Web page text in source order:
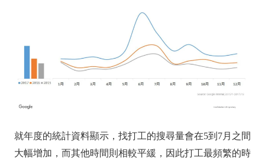
就年度的統計資料顯示，找打工的搜尋量會在5到7月之間
大幅增加，而其他時間則相較平緩，因此打工最頻繁的時